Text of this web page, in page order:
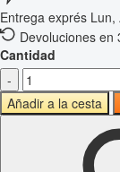
Entrega exprés Lun,
Devoluciones en
Cantidad
-
Añadir a la cesta